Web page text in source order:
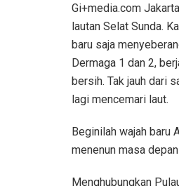
Gi+media.com
lautan Selat Sunda.
baru saja
Dermaga 1 dan 2,
bersih. Tak jauh dari
lagi mencemari laut.
Beginilah wajah baru
menenun masa
Menghubungkan